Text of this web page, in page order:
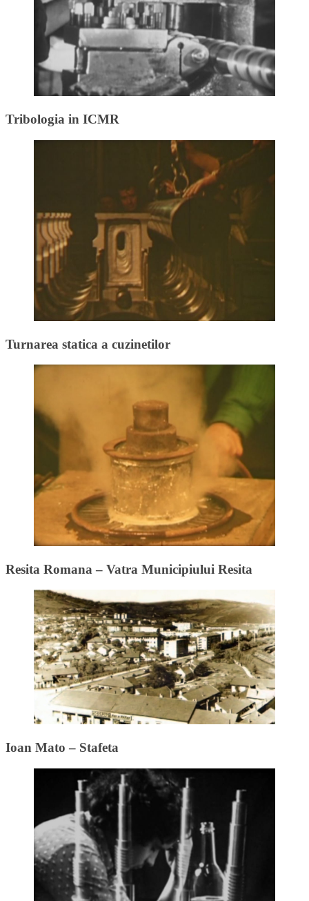
Tribologia in ICMR
Turnarea statica a cuzinetilor
Resita Romana – Vatra Municipiului Resita
Ioan Mato – Stafeta